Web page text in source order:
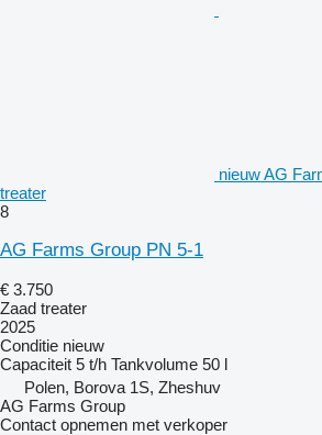
nieuw AG
treater
8
AG Farms Group PN 5-1
€ 3.750
Zaad treater
2025
Conditie nieuw
Capaciteit 5 t/h Tankvolume 50 l
Polen, Borova 1S, Zheshuv
AG Farms Group
Contact opnemen met verkoper